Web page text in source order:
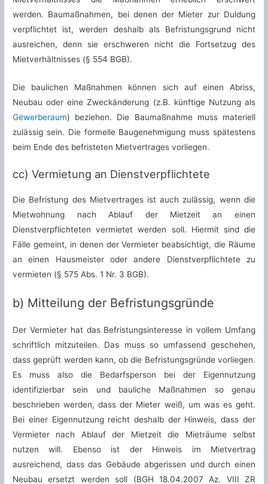
werden. Baumaßnahmen, bei denen der Mieter zur Duldung
verpflichtet ist, werden deshalb als Befristungsgrund nicht
ausreichen, denn sie erschweren nicht die Fortsetzug des
Mietverhältnisses (§ 554 BGB).
Die baulichen Maßnahmen können sich auf einen Abriss,
Neubau oder eine Zweckänderung (z.B. künftige Nutzung als
Gewerberaum) beziehen. Die Baumaßnahme muss materiell
zulässig sein. Die formelle Baugenehmigung muss spätestens
beim Ende des befristeten Mietvertrages vorliegen.
cc) Vermietung an Dienstverpflichtete
Die Befristung des Mietvertrages ist auch zulässig, wenn die
Mietwohnung nach Ablauf der Mietzeit an einen
Dienstverpflichteten vermietet werden soll. Hiermit sind die
Fälle gemeint, in denen der Vermieter beabsichtigt, die Räume
an einen Hausmeister oder andere Dienstverpflichtete zu
vermieten (§ 575 Abs. 1 Nr. 3 BGB).
b) Mitteilung der Befristungsgründe
Der Vermieter hat das Befristungsinteresse in vollem Umfang
schriftlich mitzuteilen. Das muss so umfassend geschehen,
dass geprüft werden kann, ob die Befristungsgründe vorliegen.
Es muss also die Bedarfsperson bei der Eigennutzung
identifizierbar sein und bauliche Maßnahmen so genau
beschrieben werden, dass der Mieter weiß, um was es geht.
Bei einer Eigennutzung reicht deshalb der Hinweis, dass der
Vermieter nach Ablauf der Mietzeit die Mieträume selbst
nutzen will. Ebenso ist der Hinweis im Mietvertrag
ausreichend, dass das Gebäude abgerissen und durch einen
Neubau ersetzt werden soll (BGH 18.04.2007 Az. VIII ZR